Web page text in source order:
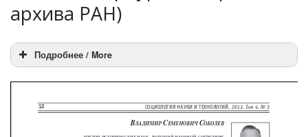
архива РАН)
Подробнее / More